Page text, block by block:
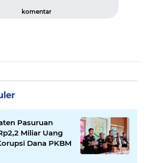
komentar
Pasuruan
Miliar Uang
Dana PKBM